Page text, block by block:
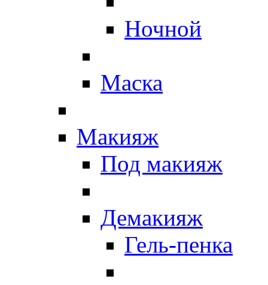
Ночной
Маска
Макияж
Под макияж
Демакияж
Гель-пенка